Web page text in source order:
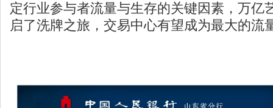
定行业参与者流量与生存的关键因素，万亿
启了洗牌之旅，交易中心有望成为最大的流